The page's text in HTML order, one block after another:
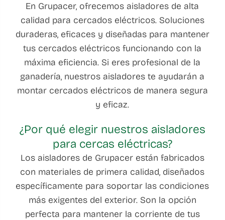
En Grupacer, ofrecemos aisladores de alta
calidad para cercados eléctricos. Soluciones
duraderas, eficaces y diseñadas para mantener
tus cercados eléctricos funcionando con la
máxima eficiencia. Si eres profesional de la
ganadería, nuestros aisladores te ayudarán a
montar cercados eléctricos de manera segura
y eficaz.
¿Por qué elegir nuestros aisladores
para cercas eléctricas?
Los aisladores de Grupacer están fabricados
con materiales de primera calidad, diseñados
específicamente para soportar las condiciones
más exigentes del exterior. Son la opción
perfecta para mantener la corriente de tus